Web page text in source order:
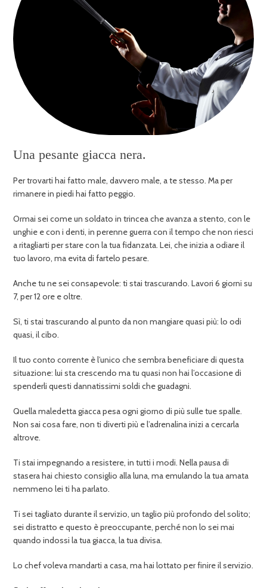
Una pesante giacca nera.
Per trovarti hai fatto male, davvero male, a te stesso. Ma per
rimanere in piedi hai fatto peggio.
Ormai sei come un soldato in trincea che avanza a stento, con le
unghie e con i denti, in perenne guerra con il tempo che non riesci
a ritagliarti per stare con la tua fidanzata. Lei, che inizia a odiare il
tuo lavoro, ma evita di fartelo pesare.
Anche tu ne sei consapevole: ti stai trascurando. Lavori 6 giorni su
7, per 12 ore e oltre.
Sì, ti stai trascurando al punto da non mangiare quasi più: lo odi
quasi, il cibo.
Il tuo conto corrente è l’unico che sembra beneficiare di questa
situazione: lui sta crescendo ma tu quasi non hai l’occasione di
spenderli questi dannatissimi soldi che guadagni.
Quella maledetta giacca pesa ogni giorno di più sulle tue spalle.
Non sai cosa fare, non ti diverti più e l’adrenalina inizi a cercarla
altrove.
Ti stai impegnando a resistere, in tutti i modi. Nella pausa di
stasera hai chiesto consiglio alla luna, ma emulando la tua amata
nemmeno lei ti ha parlato.
Ti sei tagliato durante il servizio, un taglio più profondo del solito;
sei distratto e questo è preoccupante, perché non lo sei mai
quando indossi la tua giacca, la tua divisa.
Lo chef voleva mandarti a casa, ma hai lottato per finire il servizio.